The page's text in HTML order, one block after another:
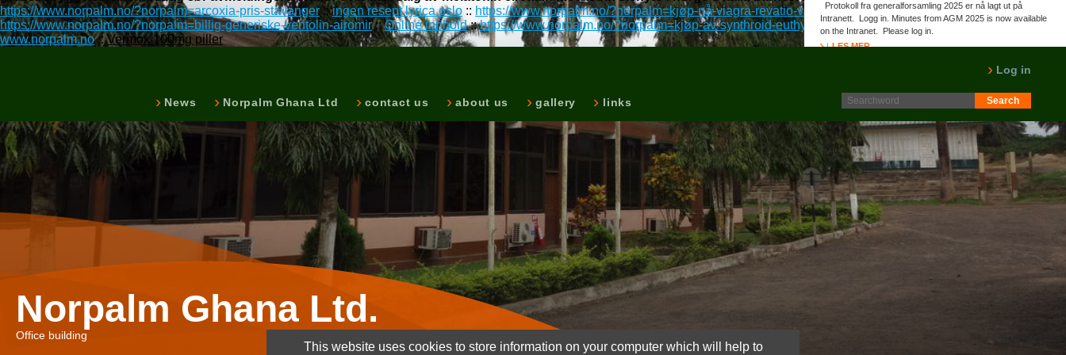
https://www.norpalm.no/?norpalm=arcoxia-pris-stavanger ::ingen resept lyrica oslo :: https://www.norpalm.no/?norpalm=kjøp-nå-viagra-revatio-vizarsin-rabatt-trondheim::
https://www.norpalm.no/?norpalm=billig-generiske-ventolin-airomir::Online innhold::https://www.norpalm.no/?norpalm=kjøp-av-synthroid-euthyrox-levaxin-tirosintsol-stavanger::
www.norpalm.no::Vermox 100mg piller
News Norpalm Ghana Ltd contact us about us gallery links
Log in
Protokoll fra generalforsamling 2025 er nå lagt ut på
Intranett. Logg in. Minutes from AGM 2025 is now available
on the Intranet. Please log in.
LES MER
Norpalm Ghana Ltd.
Office building
This website uses cookies to store information on your computer which will help to